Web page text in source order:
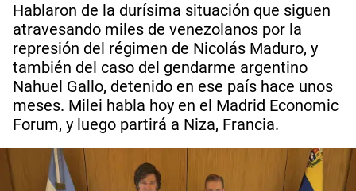
Hablaron de la durísima situación que siguen
atravesando miles de venezolanos por la
represión del régimen de Nicolás Maduro, y
también del caso del gendarme argentino
Nahuel Gallo, detenido en ese país hace unos
meses. Milei habla hoy en el Madrid Economic
Forum, y luego partirá a Niza, Francia.